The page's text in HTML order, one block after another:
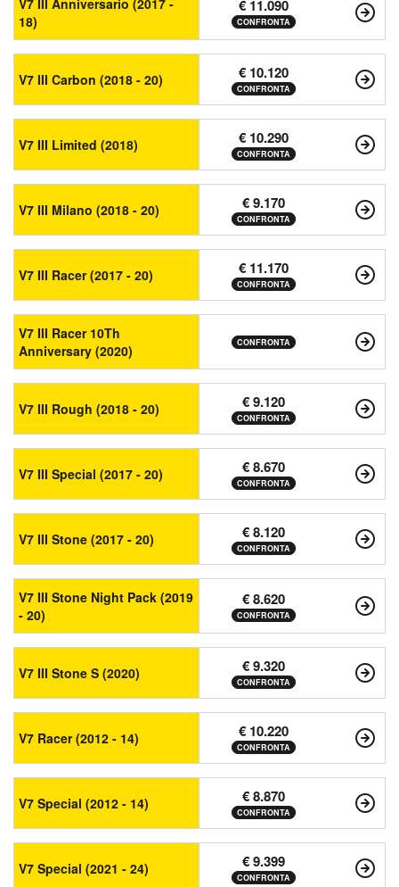
V7 III Anniversario (2017 -
18)
€ 11.090
CONFRONTA
V7 III Carbon (2018 - 20) € 10.120
CONFRONTA
V7 III Limited (2018) € 10.290
CONFRONTA
V7 III Milano (2018 - 20) € 9.170
CONFRONTA
V7 III Racer (2017 - 20) € 11.170
CONFRONTA
V7 III Racer 10Th
Anniversary (2020)
CONFRONTA
V7 III Rough (2018 - 20) € 9.120
CONFRONTA
V7 III Special (2017 - 20) € 8.670
CONFRONTA
V7 III Stone (2017 - 20) € 8.120
CONFRONTA
V7 III Stone Night Pack (2019
- 20)
€ 8.620
CONFRONTA
V7 III Stone S (2020) € 9.320
CONFRONTA
V7 Racer (2012 - 14) € 10.220
CONFRONTA
V7 Special (2012 - 14) € 8.870
CONFRONTA
V7 Special (2021 - 24) € 9.399
CONFRONTA